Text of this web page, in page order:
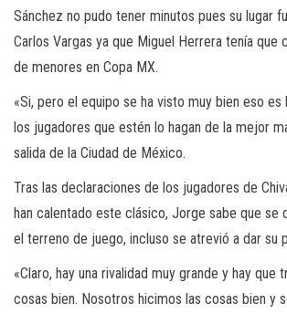
Sánchez no pudo tener minutos pues su lugar
Carlos Vargas ya que Miguel Herrera tenía que
de menores en Copa MX.
«Si, pero el equipo se ha visto muy bien eso
los jugadores que estén lo hagan de la mejor
salida de la Ciudad de México.
Tras las declaraciones de los jugadores de
han calentado este clásico, Jorge sabe que se
el terreno de juego, incluso se atrevió a dar su
«Claro, hay una rivalidad muy grande y hay que
cosas bien. Nosotros hicimos las cosas bien y